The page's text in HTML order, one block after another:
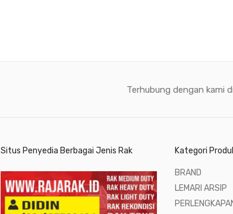
Terhubung dengan kami
Situs Penyedia Berbagai Jenis Rak Kategori
BRAND
LEMARI ARSIP